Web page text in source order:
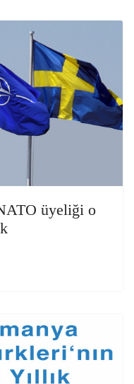
üyeliği o